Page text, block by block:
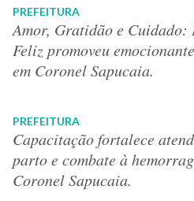
PREFEITURA
Amor, Gratidão e
Feliz promoveu
em Coronel Sapucaia.
PREFEITURA
Capacitação fortalece
parto e combate à
Coronel Sapucaia.